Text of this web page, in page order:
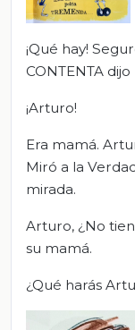
¡Qué hay!
CONTENTA dijo
¡Arturo!
Era mamá.
Miró a la
mirada.
Arturo, ¿No
su mamá.
¿Qué harás